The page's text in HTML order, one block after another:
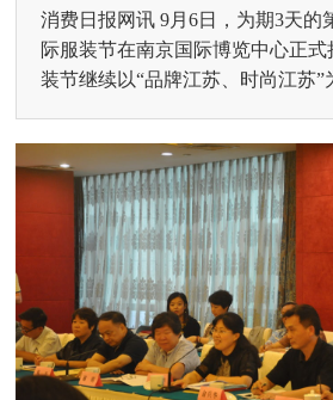
消费日报网讯 9月6日，为期3天的第二十一届江苏国
际服装节在南京国际博览中心正式
装节继续以“品牌江苏、时尚江苏”
时尚...